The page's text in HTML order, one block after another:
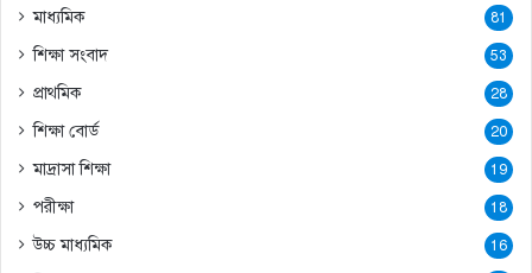
মাধ্যমিক 81
শিক্ষা সংবাদ 53
প্রাথমিক 28
শিক্ষা বোর্ড 20
মাদ্রাসা শিক্ষা 19
পরীক্ষা 18
উচ্চ মাধ্যমিক 16